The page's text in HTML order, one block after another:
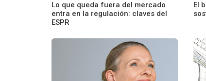
Lo que queda fuera del mercado
entra en la regulación: claves del
ESPR
El